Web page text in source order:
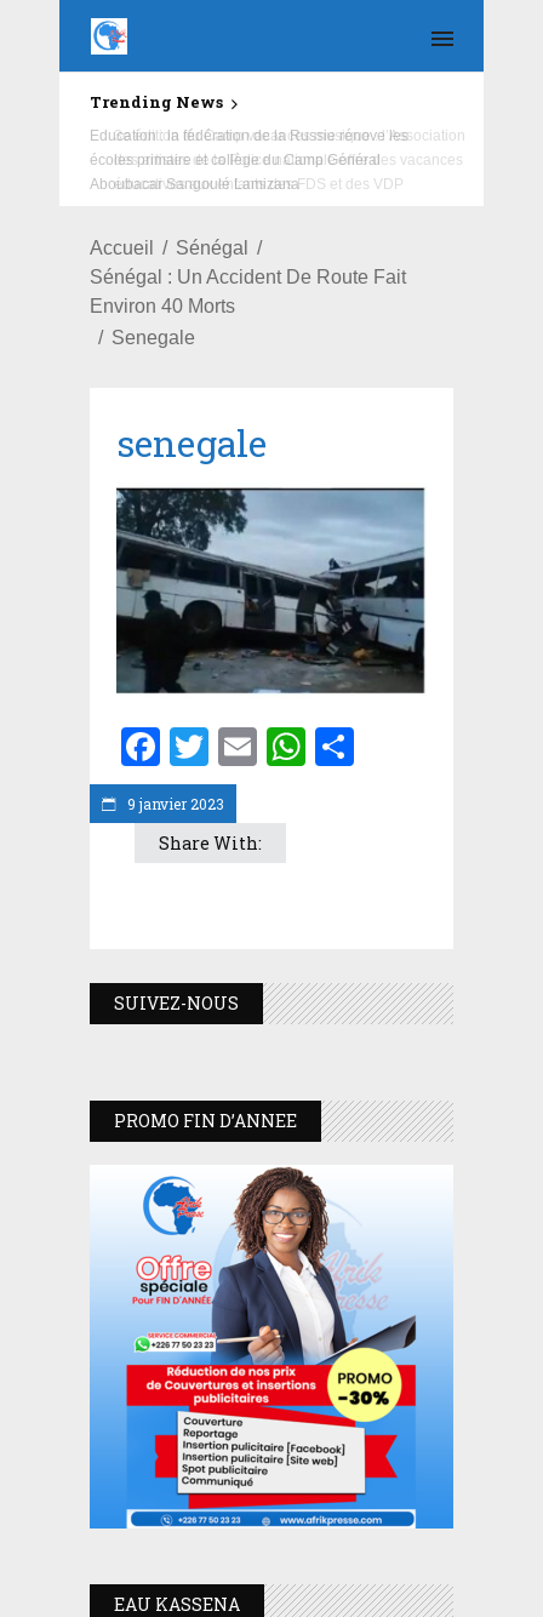
Trending News
Education : la fédération de la Russie rénove les
écoles primaire et collège du Camp Général
Aboubacar Sangoulé Lamizana
Accueil
Sénégal
Sénégal : Un Accident De Route Fait
Environ 40 Morts
Senegale
9 janvier 2023
senegale
Facebook
Twitter
EmailWhatsApp
Share With:
SUIVEZ-NOUS
PROMO FIN D’ANNEE
EAU KASSENA